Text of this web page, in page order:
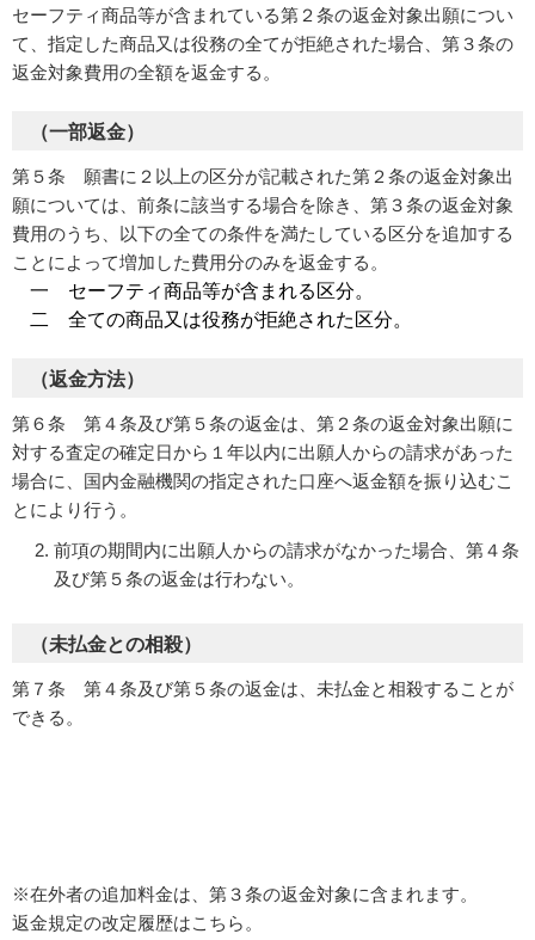
セーフティ商品等が含まれている第２条の返金対象出願につい
て、指定した商品又は役務の全てが拒絶された場合、第３条の
返金対象費用の全額を返金する。
（一部返金）
第５条 願書に２以上の区分が記載された第２条の返金対象出
願については、前条に該当する場合を除き、第３条の返金対象
費用のうち、以下の全ての条件を満たしている区分を追加する
ことによって増加した費用分のみを返金する。
一 セーフティ商品等が含まれる区分。
二 全ての商品又は役務が拒絶された区分。
（返金方法）
第６条 第４条及び第５条の返金は、第２条の返金対象出願に
対する査定の確定日から１年以内に出願人からの請求があった
場合に、国内金融機関の指定された口座へ返金額を振り込むこ
とにより行う。
前項の期間内に出願人からの請求がなかった場合、第４条
及び第５条の返金は行わない。
（未払金との相殺）
第７条 第４条及び第５条の返金は、未払金と相殺することが
できる。
※在外者の追加料金は、第３条の返金対象に含まれます。
返金規定の改定履歴はこちら。